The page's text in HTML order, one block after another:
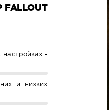
-
и низких